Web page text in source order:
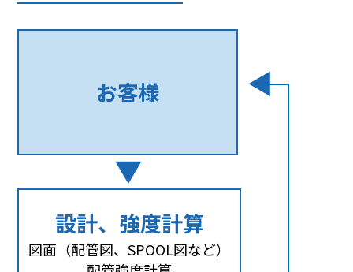
お客様
設計、強度計算
図面（配管図、SPOOL図など）